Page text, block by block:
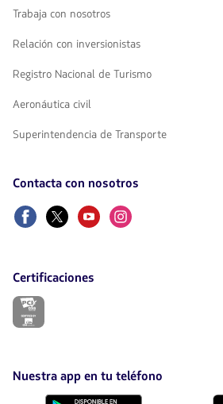
Trabaja con nosotros
Relación con inversionistas
Registro Nacional de Turismo
Aeronáutica civil
Superintendencia de Transporte
Contacta con nosotros
FacebookTwitterYoutubeInstagram
Certificaciones
El
nueva
pestaña.
Nuestra app en tu teléfono